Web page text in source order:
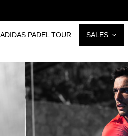
ADIDAS PADEL TOUR SALES